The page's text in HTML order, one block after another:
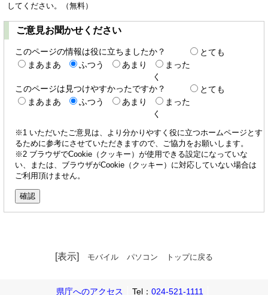
してください。（無料）
ご意見お聞かせください
このページの情報は役に立ちましたか？
とても
まあまあ
ふつう あまり
まった
く
このページは見つけやすかったですか？
とても
まあまあ
ふつう あまり
まった
く
※1 いただいたご意見は、より分かりやすく役に立つホームページとす
るために参考にさせていただきますので、ご協力をお願いします。
※2 ブラウザでCookie（クッキー）が使用できる設定になっていな
い、または、ブラウザがCookie（クッキー）に対応していない場合は
ご利用頂けません。
[表示] モバイル パソコン トップに戻る
県庁へのアクセス Tel： 024-521-1111